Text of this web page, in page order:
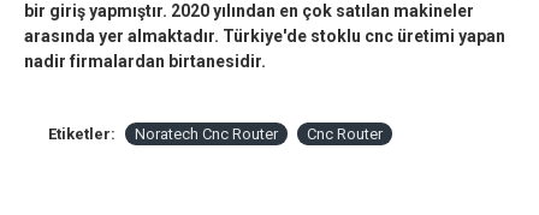
bir giriş yapmıştır. 2020 yılından en çok satılan makineler
arasında yer almaktadır. Türkiye'de stoklu cnc üretimi yapan
nadir firmalardan birtanesidir.
Etiketler: Noratech Cnc Router Cnc Router